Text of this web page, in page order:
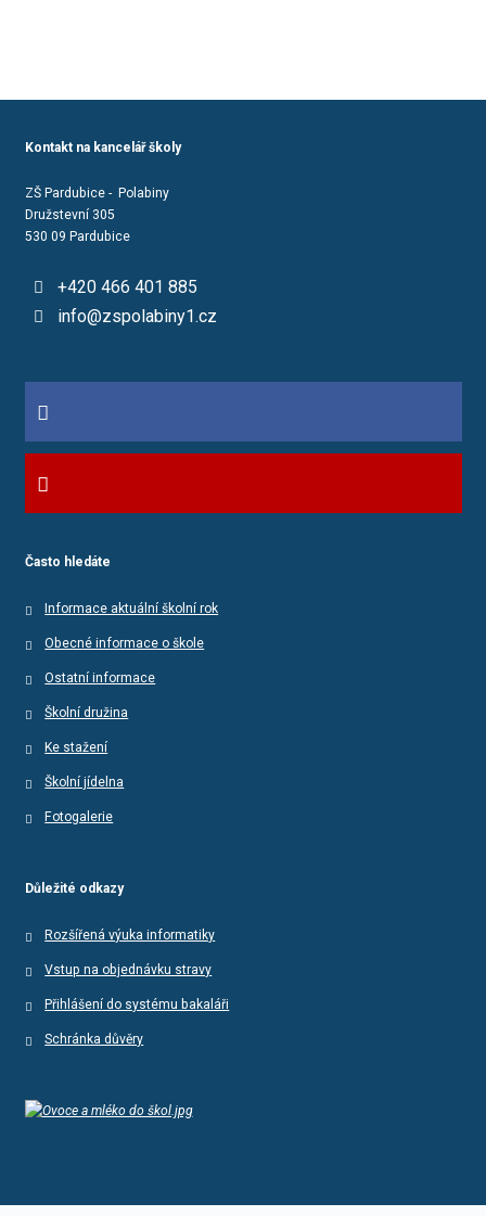
Kontakt na kancelář školy
ZŠ Pardubice - Polabiny
Družstevní 305
530 09 Pardubice
+420 466 401 885
info@zspolabiny1.cz
Často hledáte
Informace aktuální školní rok
Obecné informace o škole
Ostatní informace
Školní družina
Ke stažení
Školní jídelna
Fotogalerie
Důležité odkazy
Rozšířená výuka informatiky
Vstup na objednávku stravy
Přihlášení do systému bakaláři
Schránka důvěry